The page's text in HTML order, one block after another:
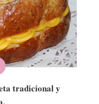
tradicional y